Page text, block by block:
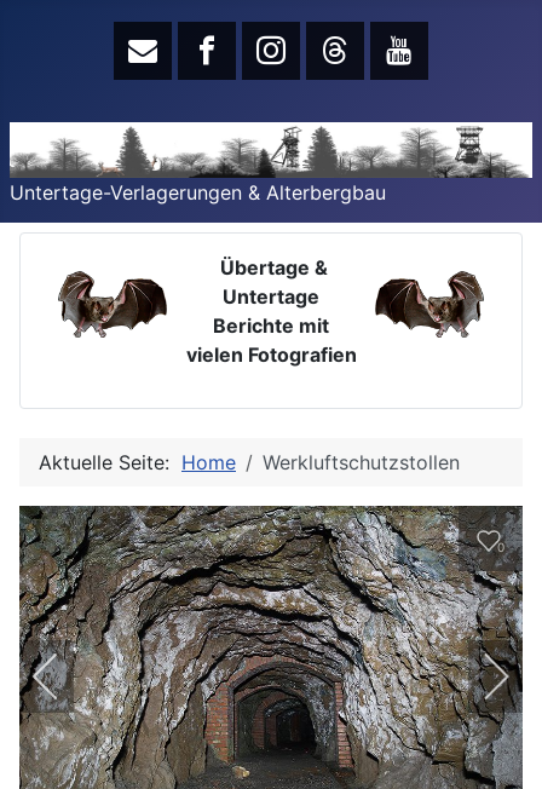
Untertage-Verlagerungen & Alterbergbau
Übertage &
Untertage
Berichte mit
vielen Fotografien
Aktuelle Seite: Home Werkluftschutzstollen
0